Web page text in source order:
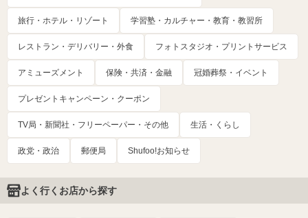
旅行・ホテル・リゾート 学習塾・カルチャー・教育・教習所
レストラン・デリバリー・外食 フォトスタジオ・プリントサービス
アミューズメント 保険・共済・金融 冠婚葬祭・イベント
プレゼントキャンペーン・クーポン
TV局・新聞社・フリーペーパー・その他 生活・くらし
政党・政治 郵便局 Shufoo!お知らせ
よく行くお店から探す